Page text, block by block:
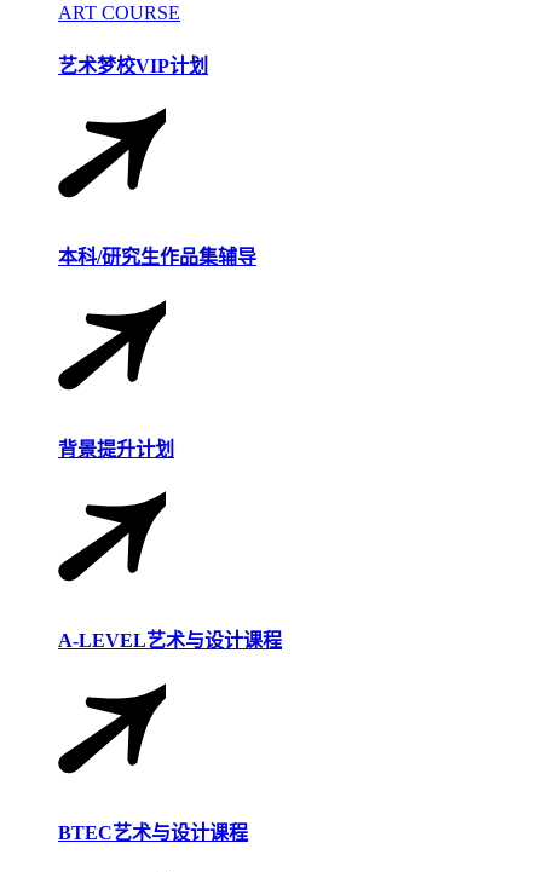
ART COURSE
艺术梦校VIP计划
本科/研究生作品集辅导
背景提升计划
A-LEVEL艺术与设计课程
BTEC艺术与设计课程